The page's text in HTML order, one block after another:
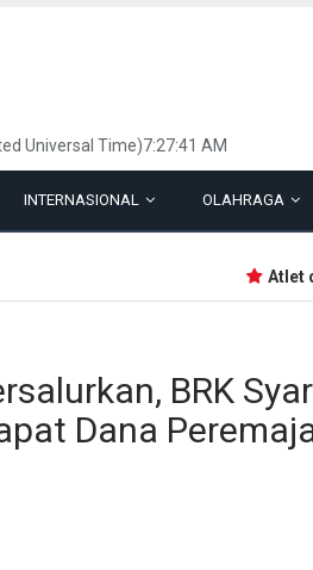
Universal Time)7:27:41 AM
INTERNASIONAL OLAHRAGA
Atlet
BRK
Dana